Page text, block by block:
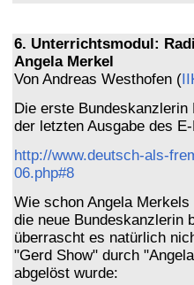
6. Unterrichtsmodul:
Angela Merkel
Von Andreas Westhofen (
Die erste
der letzten Ausgabe des
http://www.deutsch-als-
06.php#8
Wie schon Angela
die neue Bundeskanzlerin
überrascht es natürlich
"Gerd Show" durch
abgelöst wurde: